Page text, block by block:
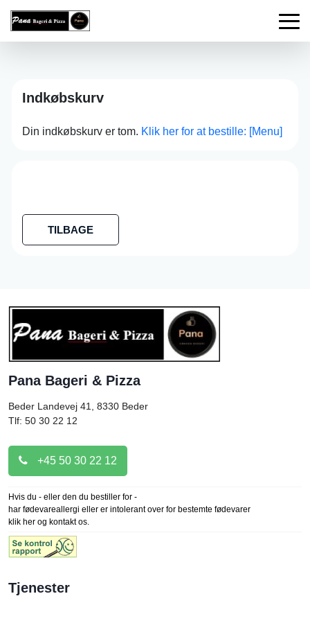
Indkøbskurv
Din indkøbskurv er tom. Klik her for at bestille: [Menu]
TILBAGE
Pana Bageri & Pizza
Beder Landevej 41, 8330 Beder
Tlf: 50 30 22 12
+45 50 30 22 12
Hvis du - eller den du bestiller for -
har fødevareallergi eller er intolerant over for bestemte fødevarer
klik her og kontakt os.
Tjenester